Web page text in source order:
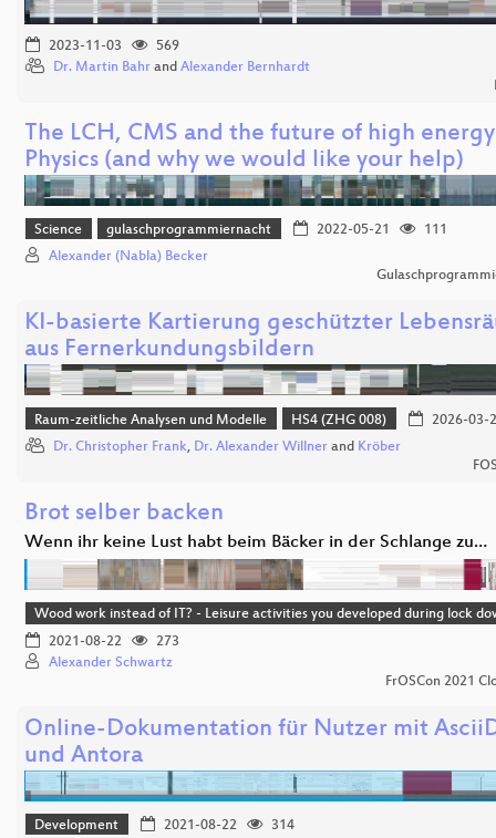
2023-11-03
569
Dr. Martin Bahr and Alexander Bernhardt
The LCH, CMS and the future of high energy
Physics (and why we would like your help)
Science gulaschprogrammiernacht 2022-05-21
111
Alexander (Nabla) Becker
KI-basierte Kartierung geschützter
aus Fernerkundungsbildern
Raum-zeitliche Analysen und Modelle HS4 (ZHG 008)
2026-03-
Dr. Christopher Frank, Dr. Alexander Willner and Kröber
Brot selber backen
Wenn ihr keine Lust habt beim Bäcker in der Schlange zu…
Wood work instead of IT? - Leisure activities you developed during lock
2021-08-22
273
Alexander Schwartz
FrOSCon 2021
Online-Dokumentation für Nutzer mit
und Antora
Development 2021-08-22 314